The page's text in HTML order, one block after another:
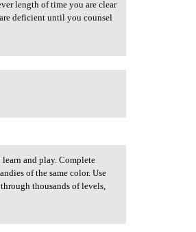
length of time you are clear
deficient until you counsel
learn and play. Complete
of the same color. Use
thousands of levels,